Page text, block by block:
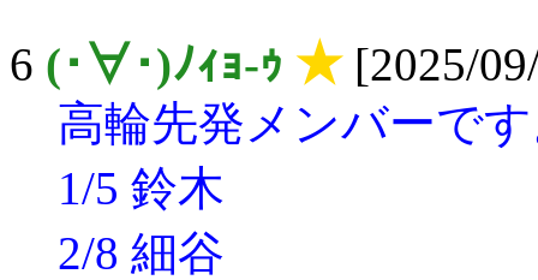
6 (･∀･)ﾉｨｮ-ｩ ★[2025/
高輪先発メンバーで
1/5 鈴木
2/8 細谷